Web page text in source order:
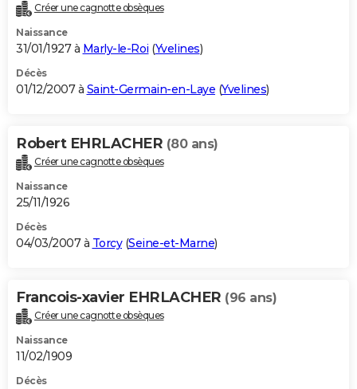
Créer une cagnotte obsèques
Naissance
31/01/1927 à Marly-le-Roi (Yvelines)
Décès
01/12/2007 à Saint-Germain-en-Laye (Yvelines)
Robert EHRLACHER (80 ans)
Créer une cagnotte obsèques
Naissance
25/11/1926
Décès
04/03/2007 à Torcy(Seine-et-Marne)
Francois-xavier EHRLACHER (96 ans)
Créer une cagnotte obsèques
Naissance
11/02/1909
Décès